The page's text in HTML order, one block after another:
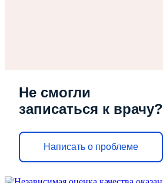
Не смогли
записаться к врачу?
Написать о проблеме